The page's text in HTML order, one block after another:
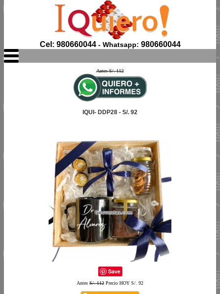
Cel: 980660044- Whatsapp: 980660044
Antes S/. 112
IQUI- DDP28 - S/. 92
Save
Antes S/. 112 Precio HOY S/. 92